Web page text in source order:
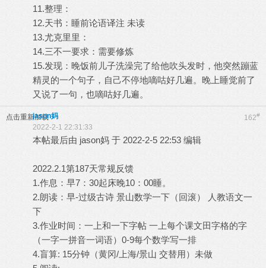
11.整理：
12.天书：睡前论语译注 未读
13.尤克里里：
14.三不一要求：需要修炼
15.发现：晚饭前儿子洗澡完了给他吹头发时，他突然蹦蓝
精灵的一个句子，自己不停地嘀咕好几遍。晚上睡觉前了
又说了一句，也嘀咕好几遍。
点击重新加载 162#
jason妈
2022-2-1 22:31:33
本帖最后由 jason妈 于 2022-2-5 22:53 编辑
2022.2.1第187天常规反馈
1.作息：早7：30起床晚10：00睡。
2.朗读：早-过级古诗 景山数学一下（回滚） 人教语文一
下
3.作业时间：一上和一下字帖 一上每个课文田字格的字
（一字一拼音一词语）0-9每个数学写一排
4.盲算: 15分钟（黄冈/上海/景山 交替用）未做